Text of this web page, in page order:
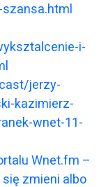
i-
jerzy-
kazimierz-
wnet-11-
Wnet.fm –
się zmieni albo